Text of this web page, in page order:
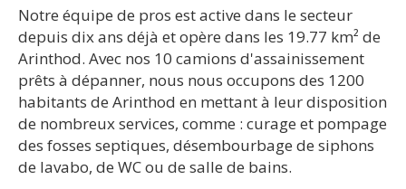
Notre équipe de pros est active dans le secteur
depuis dix ans déjà et opère dans les 19.77 km² de
Arinthod. Avec nos 10 camions d'assainissement
prêts à dépanner, nous nous occupons des 1200
habitants de Arinthod en mettant à leur disposition
de nombreux services, comme : curage et pompage
des fosses septiques, désembourbage de siphons
de lavabo, de WC ou de salle de bains.